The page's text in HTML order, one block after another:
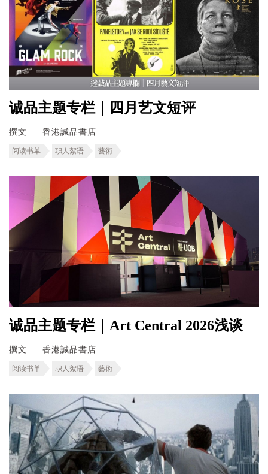
诚品主题专栏｜四月艺文短评
撰文 香港誠品書店
阅读书单 职人絮语 藝術
诚品主题专栏｜Art Central 2026浅谈
撰文 香港誠品書店
阅读书单 职人絮语 藝術